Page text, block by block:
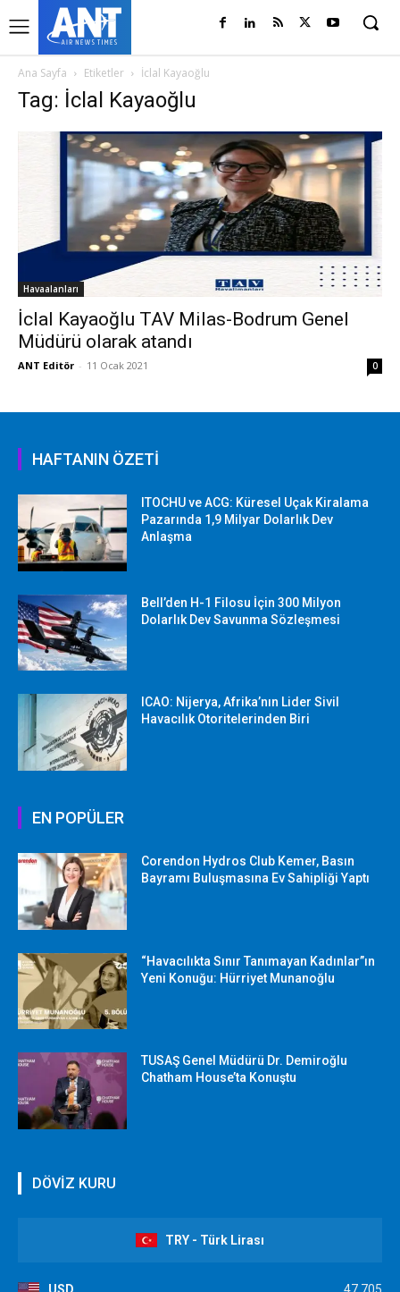
Ana Sayfa Etiketler İclal Kayaoğlu
Tag: İclal Kayaoğlu
Havaalanları
İclal Kayaoğlu TAV Milas-Bodrum Genel
Müdürü olarak atandı
ANT Editör - 11 Ocak 2021 0
HAFTANIN ÖZETİ
ITOCHU ve ACG: Küresel Uçak Kiralama
Pazarında 1,9 Milyar Dolarlık Dev
Anlaşma
Bell’den H-1 Filosu İçin 300 Milyon
Dolarlık Dev Savunma Sözleşmesi
ICAO: Nijerya, Afrika’nın Lider Sivil
Havacılık Otoritelerinden Biri
EN POPÜLER
Corendon Hydros Club Kemer, Basın
Bayramı Buluşmasına Ev Sahipliği Yaptı
“Havacılıkta Sınır Tanımayan Kadınlar”ın
Yeni Konuğu: Hürriyet Munanoğlu
TUSAŞ Genel Müdürü Dr. Demiroğlu
Chatham House’ta Konuştu
DÖVİZ KURU
TRY - Türk Lirası